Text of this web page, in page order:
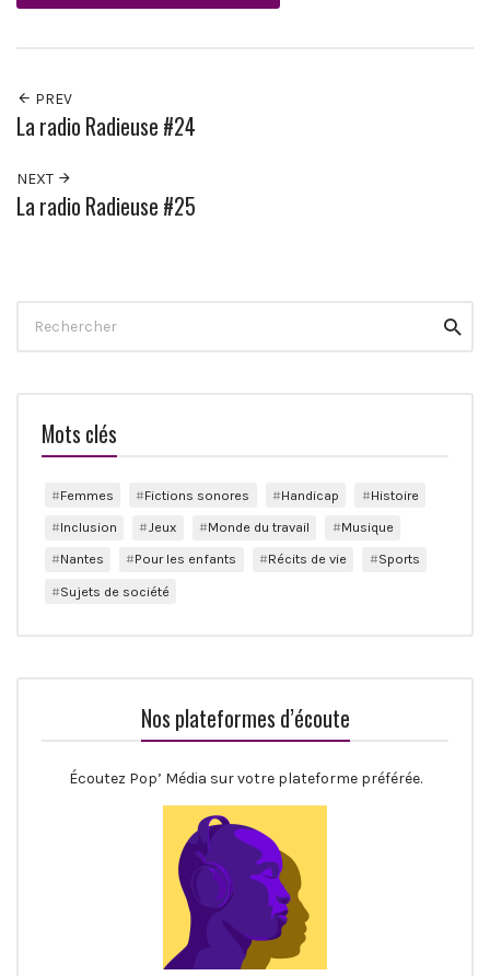
PREV
La radio Radieuse #24
NEXT
La radio Radieuse #25
for:
Mots clés
Femmes Fictions sonores Handicap
Histoire
Inclusion
Jeux Monde du travail
Musique
Nantes
Pour les enfants Récits de vie
Sports
Sujets de société
Nos plateformes d’écoute
Écoutez Pop’ Média sur votre plateforme préférée.